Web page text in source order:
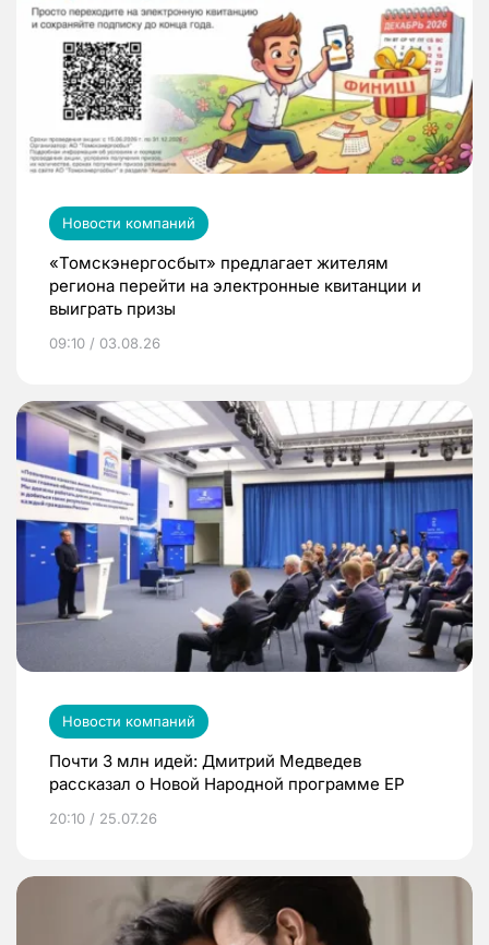
Новости компаний
«Томскэнергосбыт» предлагает жителям
региона перейти на электронные квитанции и
выиграть призы
09:10 / 03.08.26
Новости компаний
Почти 3 млн идей: Дмитрий Медведев
рассказал о Новой Народной программе ЕР
20:10 / 25.07.26